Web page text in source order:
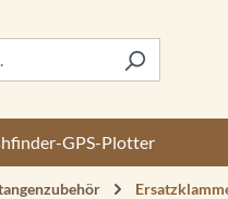
GPS-Plotter